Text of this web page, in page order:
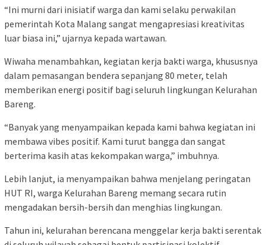
“Ini murni dari inisiatif warga dan kami selaku perwakilan
pemerintah Kota Malang sangat mengapresiasi kreativitas
luar biasa ini,” ujarnya kepada wartawan.
Wiwaha menambahkan, kegiatan kerja bakti warga, khususnya
dalam pemasangan bendera sepanjang 80 meter, telah
memberikan energi positif bagi seluruh lingkungan Kelurahan
Bareng.
“Banyak yang menyampaikan kepada kami bahwa kegiatan ini
membawa vibes positif. Kami turut bangga dan sangat
berterima kasih atas kekompakan warga,” imbuhnya.
Lebih lanjut, ia menyampaikan bahwa menjelang peringatan
HUT RI, warga Kelurahan Bareng memang secara rutin
mengadakan bersih-bersih dan menghias lingkungan.
Tahun ini, kelurahan berencana menggelar kerja bakti serentak